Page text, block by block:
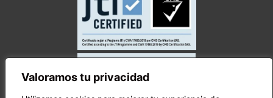
Valoramos tu privacidad